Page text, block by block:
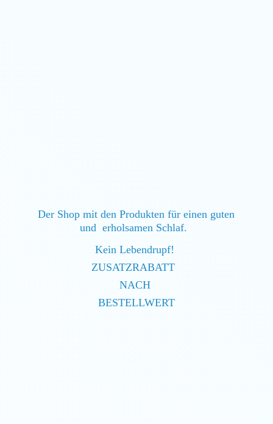
Der Shop mit den Produkten für einen guten
und erholsamen Schlaf.
Kein Lebendrupf!
ZUSATZRABATT
NACH
BESTELLWERT